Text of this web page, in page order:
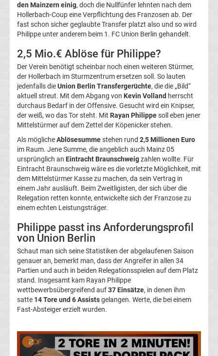
Transfergerüchte
1.
FC
Magdeburg
Transfergerüchte
1.
FC
Nürnberg
Transfergerüchte
FC
Saarbrücken
Transfergerüchte
1.
FC
den Mainzern einig, doch die Nullfünfer lehnten nach dem
Hollerbach-Coup eine Verpflichtung des Franzosen ab. Der
fast schon sicher geglaubte Transfer platzt also und so wird
Philippe unter anderem beim 1. FC Union Berlin gehandelt.
2,5 Mio.€ Ablöse für Philippe?
Der Verein benötigt scheinbar noch einen weiteren Stürmer,
der Hollerbach im Sturmzentrum ersetzen soll. So lauten
jedenfalls dieUnion Berlin Transfergerüchte, die die „Bild“
aktuell streut. Mit dem Abgang von Kevin Volland herrscht
durchaus Bedarf in der Offensive. Gesucht wird ein Knipser,
der weiß, wo das Tor steht. Mit Rayan Philippesoll eben jener
Mittelstürmer auf dem Zettel der Köpenicker stehen.
Als möglicheAblösesummestehen rund 2,5 Millionen Euro
im Raum. Jene Summe, die angeblich auch Mainz 05
ursprünglich an Eintracht Braunschweigzahlen wollte. Für
Eintracht Braunschweig wäre es die vorletzte Möglichkeit, mit
dem Mittelstürmer Kasse zu machen, da sein Vertrag in
einem Jahr ausläuft. Beim Zweitligisten, der sich über die
Relegation retten konnte, entwickelte sich der Franzose zu
einem echten Leistungsträger.
Philippe passt ins Anforderungsprofil
von Union Berlin
Schaut man sich seine Statistiken der abgelaufenen Saison
genauer an, bemerkt man, dass der Angreifer in allen 34
Partien und auch in beiden Relegationsspielen auf dem Platz
stand. Insgesamt kam Rayan Philippe
wettbewerbsübergreifend auf37 Einsätze, in denen ihm
satte 14 Tore und 6 Assistsgelangen. Werte, die bei einem
Fast-Absteiger erzielt wurden.